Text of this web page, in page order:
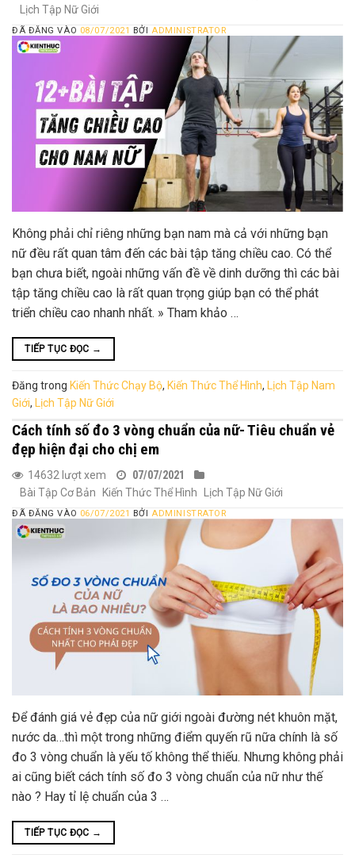
Lịch Tập Nữ Giới
ĐÃ ĐĂNG VÀO 08/07/2021 BỞIADMINISTRATOR
Không phải chỉ riêng những bạn nam mà cả với những bạn
nữ đều rất quan tâm đến các bài tập tăng chiều cao. Có thể
bạn chưa biết, ngoài những vấn đề về dinh dưỡng thì các bài
tập tăng chiều cao là rất quan trọng giúp bạn có thể phát
triển chiều cao nhanh nhất. » Tham khảo …
TIẾP TỤC ĐỌC →
Đăng trong Kiến Thức Chạy Bộ, Kiến Thức Thể Hình, Lịch Tập Nam
Giới, Lịch Tập Nữ Giới
Cách tính số đo 3 vòng chuẩn của nữ- Tiêu chuẩn vẻ
đẹp hiện đại cho chị em
14632 lượt xem
07/07/2021
Bài Tập Cơ Bản
Kiến Thức Thể Hình Lịch Tập Nữ Giới
ĐÃ ĐĂNG VÀO 06/07/2021 BỞIADMINISTRATOR
Để đánh giá vẻ đẹp của nữ giới ngoài đường nét khuôn mặt,
nước da…thì một trong những điểm quyến rũ nữa chính là số
đo 3 vòng chuẩn là yếu tố không thể thiếu. Nhưng không phải
ai cũng biết cách tính số đo 3 vòng chuẩn của nữ như thế
nào ? Hay tỉ lệ chuẩn của 3 …
TIẾP TỤC ĐỌC →